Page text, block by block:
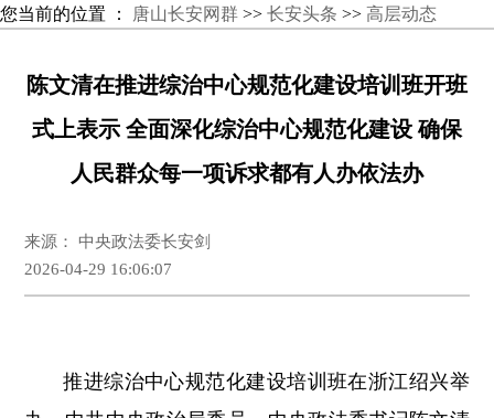
您当前的位置 ： 唐山长安网群 >> 长安头条 >> 高层动态
陈文清在推进综治中心规范化建设培训班开班
式上表示 全面深化综治中心规范化建设 确保
人民群众每一项诉求都有人办依法办
来源： 中央政法委长安剑
2026-04-29 16:06:07
推进综治中心规范化建设培训班在浙江绍兴举